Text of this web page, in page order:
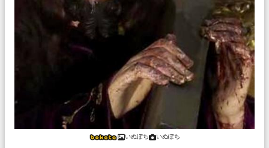
いぬぽち いぬぽち